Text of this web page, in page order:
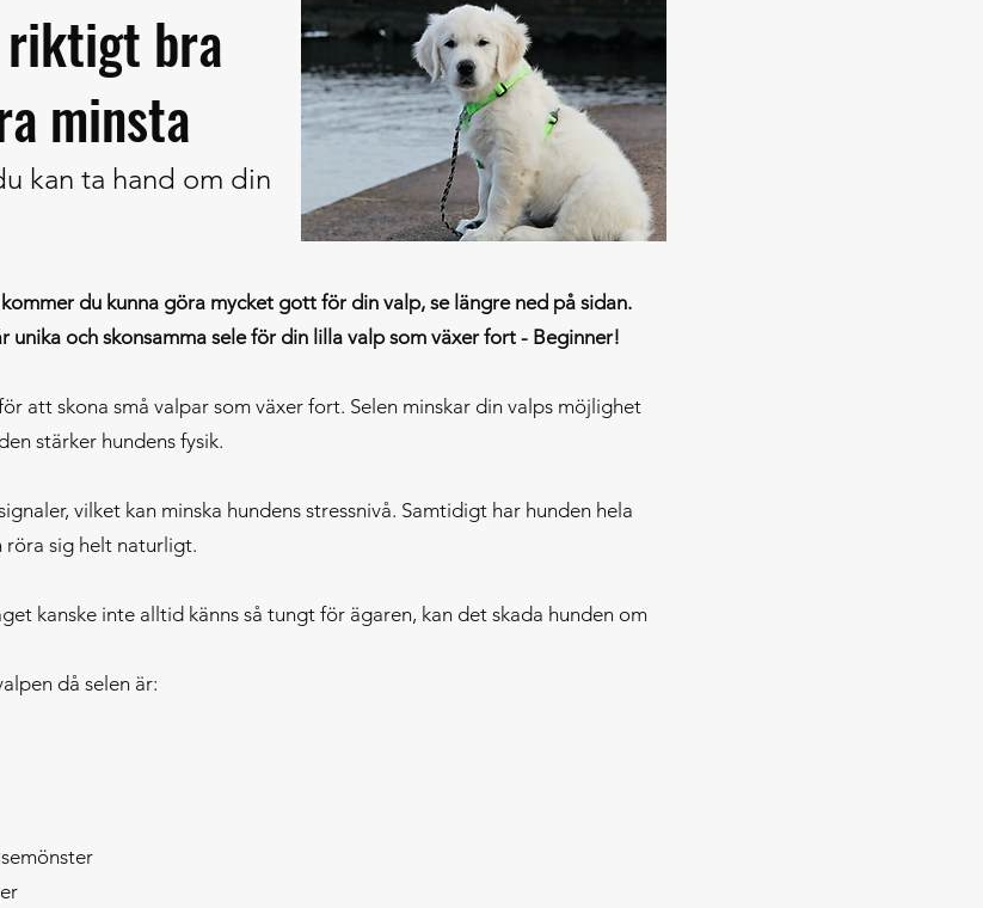
riktigt bra
minsta
kan ta hand om din
du kunna göra mycket gott för din valp, se längre ned på sidan.
unika och skonsamma sele för din lilla valp som växer fort - Beginner!
att skona små valpar som växer fort. Selen minskar din valps möjlighet
stärker hundens fysik.
vilket kan minska hundens stressnivå. Samtidigt har hunden hela
röra sig helt naturligt.
kanske inte alltid känns så tungt för ägaren, kan det skada hunden om
då selen är: